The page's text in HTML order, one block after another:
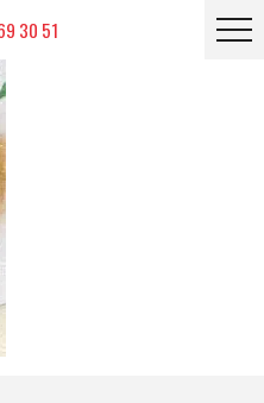
30 51